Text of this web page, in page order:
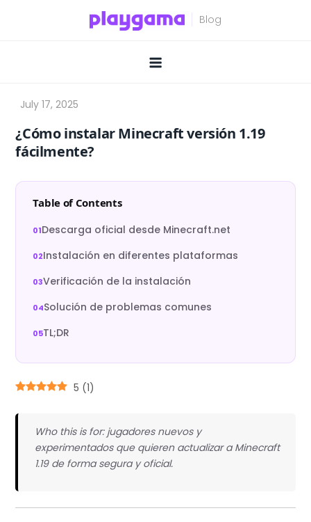
¿Cómo instalar Minecraft versión 1.19
fácilmente?
Table of Contents
Descarga oficial desde Minecraft.net
Instalación en diferentes plataformas
Verificación de la instalación
Solución de problemas comunes
TL;DR
5 (1)
Who this is for: jugadores nuevos y
experimentados que quieren actualizar a Minecraft
1.19 de forma segura y oficial.